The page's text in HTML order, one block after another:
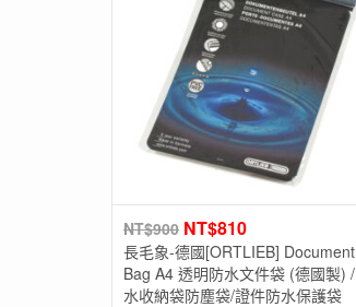
NT$900 NT$810
長毛象-德國[ORTLIEB] Document
Bag A4 透明防水文件袋 (德國製) / 防
水收納袋防塵袋/證件防水保護袋